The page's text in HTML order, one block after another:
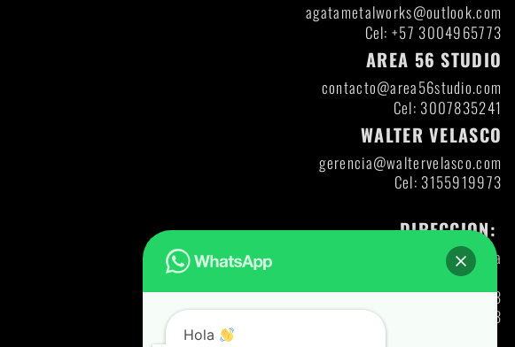
agatametalworks@outlook.com
Cel: +57 3004965773
AREA 56 STUDIO
contacto@area56studio.com
Cel: 3007835241
WALTER VELASCO
gerencia@waltervelasco.com
Cel: 3155919973
DIRECCION:
Itagui- Antioquia
Direccion: DIAG 47 A CL 30-12
Codigo Postal: 055413
Ng: 71427321893
Hola